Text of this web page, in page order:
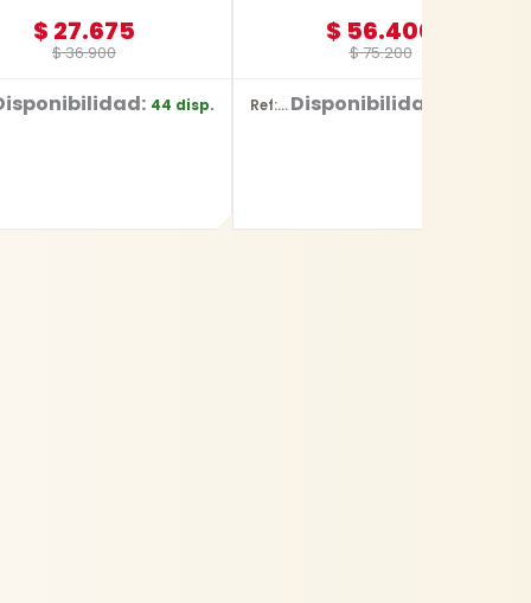
$36.900
$ 27.675
44 disp.
$75.200
$ 56.400
Ref: YT-70772Disponibilidad: